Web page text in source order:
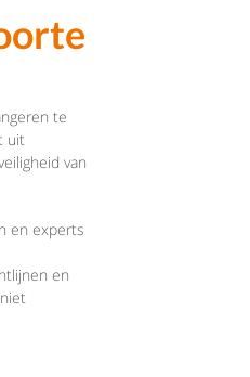
te
uit
van
en experts
en